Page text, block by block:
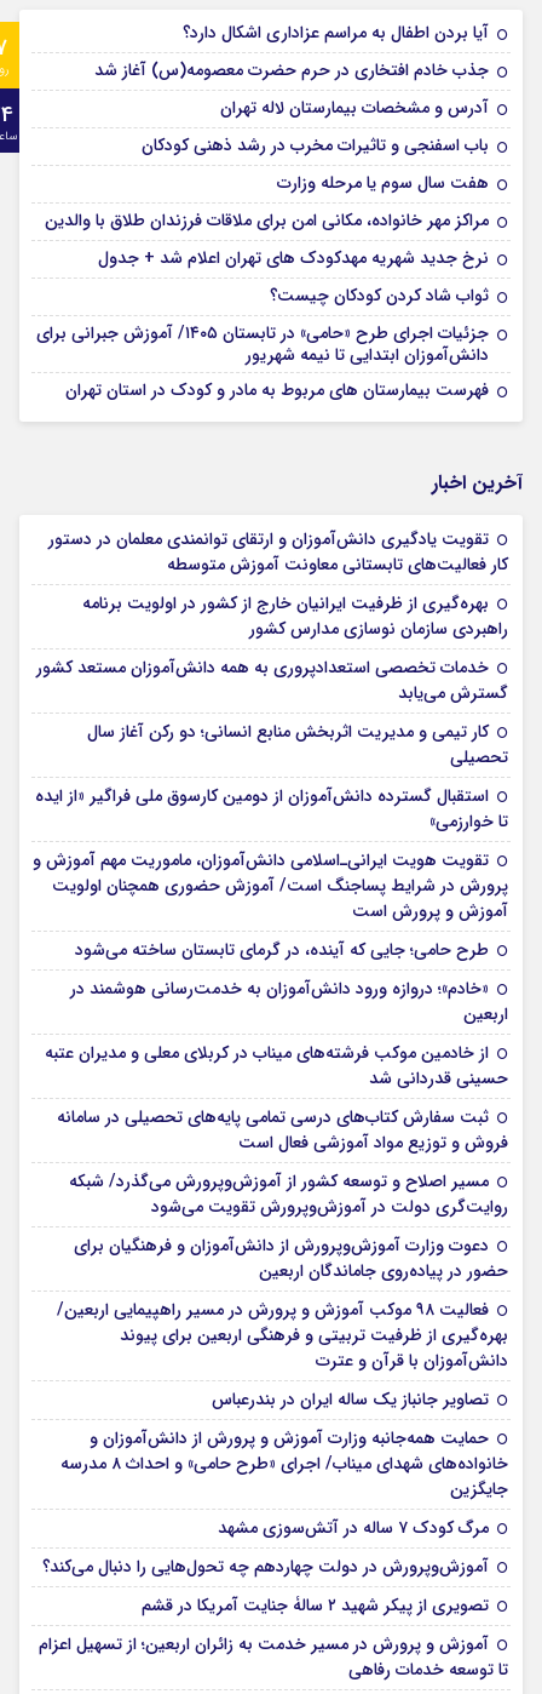
آیا بردن اطفال به مراسم عزادارى اشکال دارد؟
جذب خادم افتخاری در حرم حضرت معصومه(س) آغاز شد
آدرس و مشخصات بیمارستان لاله تهران
باب اسفنجی و تاثیرات مخرب در رشد ذهنی کودکان
هفت سال سوم یا مرحله وزارت
مراکز مهر خانواده، مکانی امن برای ملاقات فرزندان طلاق با والدین
نرخ جدید شهریه مهدکودک های تهران اعلام شد + جدول
ثواب شاد کردن کودکان چیست؟
جزئیات اجرای طرح «حامی» در تابستان ۱۴۰۵/ آموزش جبرانی برای
دانش‌آموزان ابتدایی تا نیمه شهریور
فهرست بیمارستان های مربوط به مادر و کودک در استان تهران
آخرین اخبار
تقویت یادگیری دانش‌آموزان و ارتقای توانمندی معلمان در دستور
کار فعالیت‌های تابستانی معاونت آموزش متوسطه
بهره‌گیری از ظرفیت ایرانیان خارج از کشور در اولویت برنامه
راهبردی سازمان نوسازی مدارس کشور
خدمات تخصصی استعدادپروری به همه دانش‌آموزان مستعد کشور
گسترش می‌یابد
کار تیمی و مدیریت اثربخش منابع انسانی؛ دو رکن آغاز سال
تحصیلی
استقبال گسترده دانش‌آموزان از دومین کارسوق ملی فراگیر «از ایده
تا خوارزمی»
تقویت هویت ایرانی‌ـ‌اسلامی دانش‌آموزان، ماموریت مهم آموزش و
پرورش در شرایط پساجنگ است/ آموزش حضوری همچنان اولویت
آموزش و پرورش است
طرح حامی؛ جایی که آینده، در گرمای تابستان ساخته می‌شود
«خادم»؛ دروازه ورود دانش‌آموزان به خدمت‌رسانی هوشمند در
اربعین
از خادمین موکب فرشته‌های میناب در کربلای معلی و مدیران عتبه
حسینی قدردانی شد
ثبت سفارش کتاب‌های درسی تمامی پایه‌های تحصیلی در سامانه
فروش و توزیع مواد آموزشی فعال است
مسیر اصلاح و توسعه کشور از آموزش‌وپرورش می‌گذرد/ شبکه
روایت‌‌گری دولت در آموزش‌وپرورش تقویت می‌شود
دعوت وزارت آموزش‌وپرورش از دانش‌آموزان و فرهنگیان برای
حضور در پیاده‌روی جاماندگان اربعین
فعالیت ۹۸ موکب آموزش و پرورش در مسیر راهپیمایی اربعین/
بهره‌گیری از ظرفیت تربیتی و فرهنگی اربعین برای پیوند
دانش‌آموزان با قرآن و عترت
تصاویر جانباز یک ساله ایران در بندرعباس
حمایت همه‌جانبه وزارت آموزش و پرورش از دانش‌آموزان و
خانواده‌های شهدای میناب/ اجرای «طرح حامی» و احداث ۸ مدرسه
جایگزین
مرگ کودک ۷ ساله در آتش‌سوزی مشهد
آموزش‌وپرورش در دولت چهاردهم چه تحول‌هایی را دنبال می‌کند؟
تصویری از پیکر شهید ۲ سالۀ جنایت آمریکا در قشم
آموزش و پرورش در مسیر خدمت به زائران اربعین؛ از تسهیل اعزام
تا توسعه خدمات رفاهی